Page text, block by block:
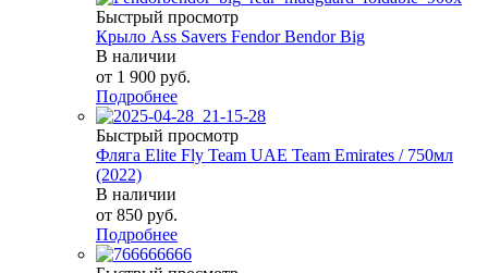
Быстрый просмотр
Крыло Ass Savers Fendor Bendor Big
В наличии
от 1 900 руб.
Подробнее
Быстрый просмотр
Фляга Elite Fly Team UAE Team Emirates / 750мл
(2022)
В наличии
от 850 руб.
Подробнее